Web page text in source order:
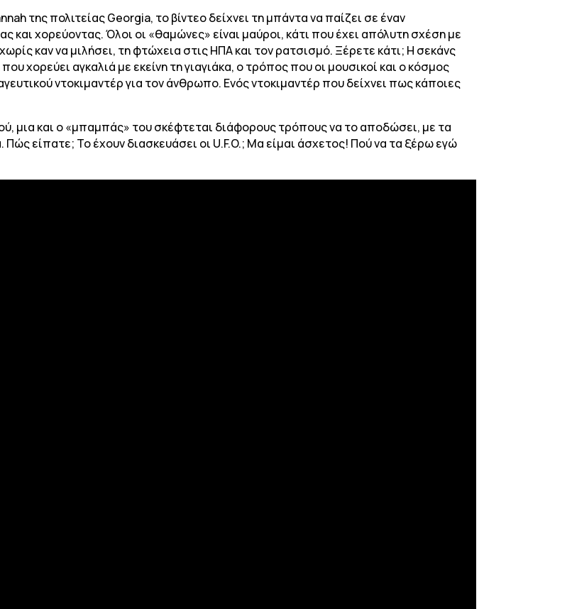
της πολιτείας Georgia, το βίντεο δείχνει τη μπάντα να παίζει σε έναν
χορεύοντας. Όλοι οι «θαμώνες» είναι μαύροι, κάτι που έχει απόλυτη σχέση με
καν να μιλήσει, τη φτώχεια στις ΗΠΑ και τον ρατσισμό. Ξέρετε κάτι; Η σεκάνς
χορεύει αγκαλιά με εκείνη τη γιαγιάκα, ο τρόπος που οι μουσικοί και ο κόσμος
ντοκιμαντέρ για τον άνθρωπο. Ενός ντοκιμαντέρ που δείχνει πως κάποιες
μια και ο «μπαμπάς» του σκέφτεται διάφορους τρόπους να το αποδώσει, με τα
είπατε; Το έχουν διασκευάσει οι U.F.O.; Μα είμαι άσχετος! Πού να τα ξέρω εγώ